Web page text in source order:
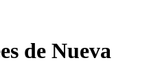
de Nueva